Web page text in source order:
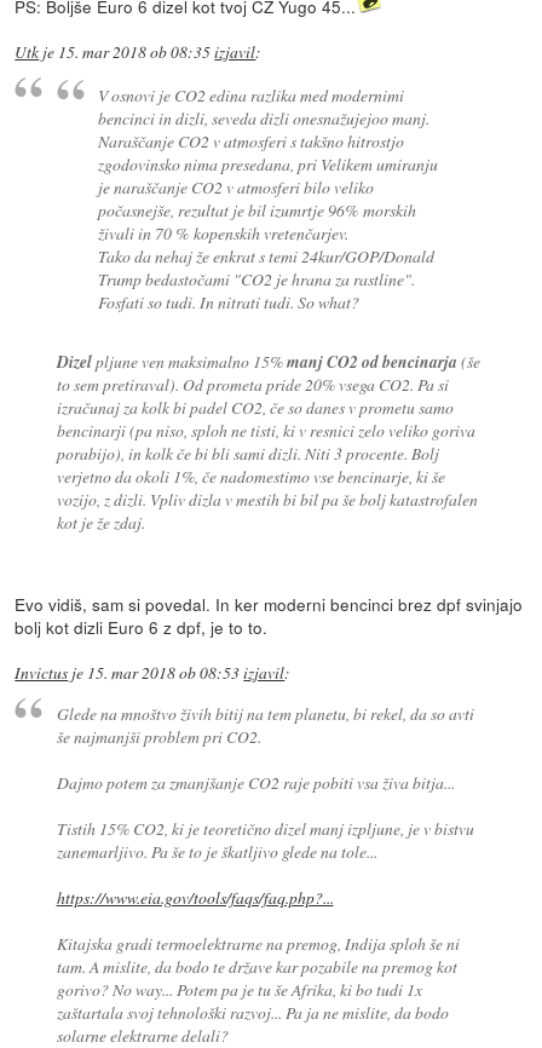
PS: Boljše Euro 6 dizel kot tvoj CZ Yugo 45...
Utk je 15. mar 2018 ob 08:35izjavil:
V osnovi je CO2 edina razlika med modernimi
bencinci in dizli, seveda dizli onesnažujejoo manj.
Naraščanje CO2 v atmosferi s takšno hitrostjo
zgodovinsko nima presedana, pri Velikem umiranju
je naraščanje CO2 v atmosferi bilo veliko
počasnejše, rezultat je bil izumrtje 96% morskih
živali in 70 % kopenskih vretenčarjev.
Tako da nehaj že enkrat s temi 24kur/GOP/Donald
Trump bedastočami "CO2 je hrana za rastline".
Fosfati so tudi. In nitrati tudi. So what?
Dizelpljune ven maksimalno 15%manj CO2 od bencinarja (še
to sem pretiraval). Od prometa pride 20% vsega CO2. Pa si
izračunaj za kolk bi padel CO2, če so danes v prometu samo
bencinarji (pa niso, sploh ne tisti, ki v resnici zelo veliko goriva
porabijo), in kolk če bi bli sami dizli. Niti 3 procente. Bolj
verjetno da okoli 1%, če nadomestimo vse bencinarje, ki še
vozijo, z dizli. Vpliv dizla v mestih bi bil pa še bolj katastrofalen
kot je že zdaj.
Evo vidiš, sam si povedal. In ker moderni bencinci brez dpf svinjajo
bolj kot dizli Euro 6 z dpf, je to to.
Invictus je 15. mar 2018 ob 08:53izjavil:
Glede na mnoštvo živih bitij na tem planetu, bi rekel, da so avti
še najmanjši problem pri CO2.
Dajmo potem za zmanjšanje CO2 raje pobiti vsa živa bitja...
Tistih 15% CO2, ki je teoretično dizel manj izpljune, je v bistvu
zanemarljivo. Pa še to je škatljivo glede na tole...
https://www.eia.gov/tools/faqs/faq.php?...
Kitajska gradi termoelektrarne na premog, Indija sploh še ni
tam. A mislite, da bodo te države kar pozabile na premog kot
gorivo? No way... Potem pa je tu še Afrika, ki bo tudi 1x
zaštartala svoj tehnološki razvoj... Pa ja ne mislite, da bodo
solarne elektrarne delali?